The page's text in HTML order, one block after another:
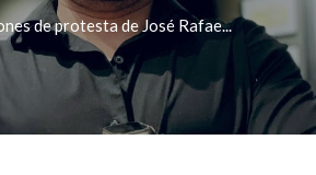
de protesta de José Rafae...